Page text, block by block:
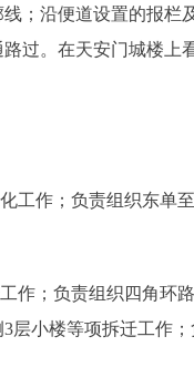
；沿便道设置的报
过。在天安门城楼
作；负责组织东单
；负责组织四角环
小楼等项拆迁工作